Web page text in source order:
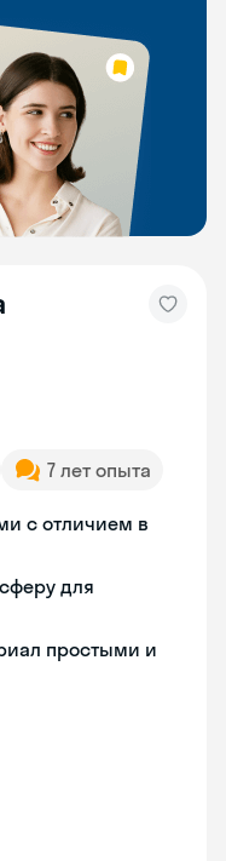
7 лет опыта
с отличием в
для
простыми и